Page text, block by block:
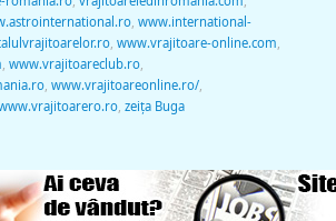
, www.international-
, www.vrajitoare-online.com
www.vrajitoareclub.ro,
, www.vrajitoareonline.ro/,
, zeița Buga